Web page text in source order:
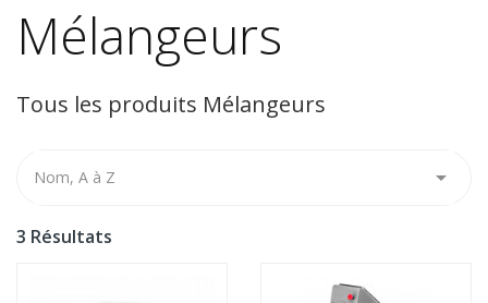
Mélangeurs
Tous les produits Mélangeurs
Nom, A à Z 
3 Résultats